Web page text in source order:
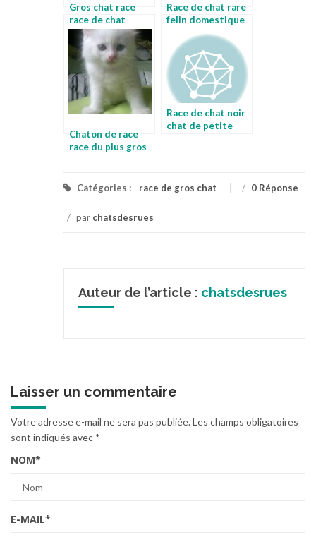
Gros chat race
race de chat
menkoun
Race de chat rare
felin domestique
Chaton de race
race du plus gros
Race de chat noir
chat de petite
Catégories : race de gros chat / 0 Réponse
/ par chatsdesrues
Auteur de l’article : chatsdesrues
Laisser un commentaire
Votre adresse e-mail ne sera pas publiée.Les champs obligatoires
sont indiqués avec *
NOM*
E-MAIL*